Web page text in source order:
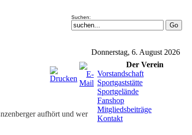
Suchen:
Donnerstag, 6. August 2026
aufhört und wer
Der Verein
Vorstandschaft
Sportgaststätte
Sportgelände
Fanshop
Mitgliedsbeiträge
Kontakt